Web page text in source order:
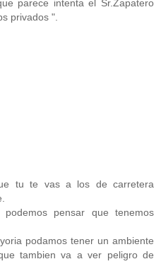
parece intenta el Sr.Zapatero
privados ".
tu te vas a los de carretera
pensar que tenemos
podamos tener un ambiente
tambien va a ver peligro de